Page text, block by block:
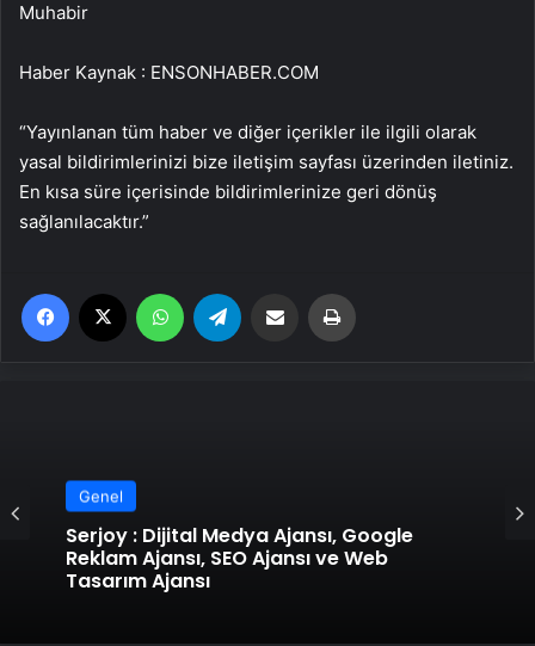
Muhabir
Haber Kaynak : ENSONHABER.COM
“Yayınlanan tüm haber ve diğer içerikler ile ilgili olarak
yasal bildirimlerinizi bize iletişim sayfası üzerinden iletiniz.
En kısa süre içerisinde bildirimlerinize geri dönüş
sağlanılacaktır.”
Facebook WhatsApp Email'den paylaş
Genel
Serjoy : Dijital Medya Ajansı, Google
Reklam Ajansı, SEO Ajansı ve Web
Tasarım Ajansı